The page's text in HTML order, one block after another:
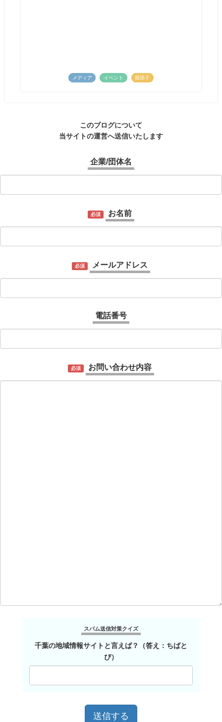
メディア イベント 我孫子
このブログについて
当サイトの運営へ送信いたします
企業/団体名
必須 お名前
必須 メールアドレス
電話番号
必須 お問い合わせ内容
スパム送信対策クイズ
千葉の地域情報サイトと言えば？（答え：ちばと
ぴ）